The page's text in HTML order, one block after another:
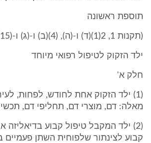
תוספת ראשונה
(תקנות 1, 2(1)(ד) ו-(ה), (4)(ב) ו-(ג) ו-(15))
ילד הזקוק לטיפול רפואי מיוחד
חלק א'
(1) ילד הזקוק אחת לחודש, לפחות,
מאלה: דם, מוצרי דם, תחליפי דם,
(2) ילד המקבל טיפול קבוע בדיאליזה
קבוע לצינתור שלפוחית השתן פעמיים